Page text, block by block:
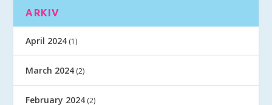
ARKIV
April 2024 (1)
March 2024 (2)
February 2024 (2)